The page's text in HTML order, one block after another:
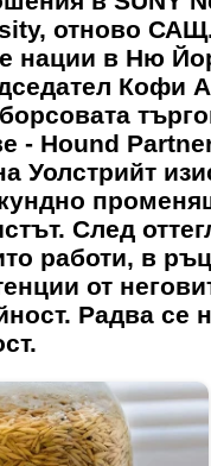
отново
нации в Ню
Кофи
- Hound
След
работи, в
от
Радва се